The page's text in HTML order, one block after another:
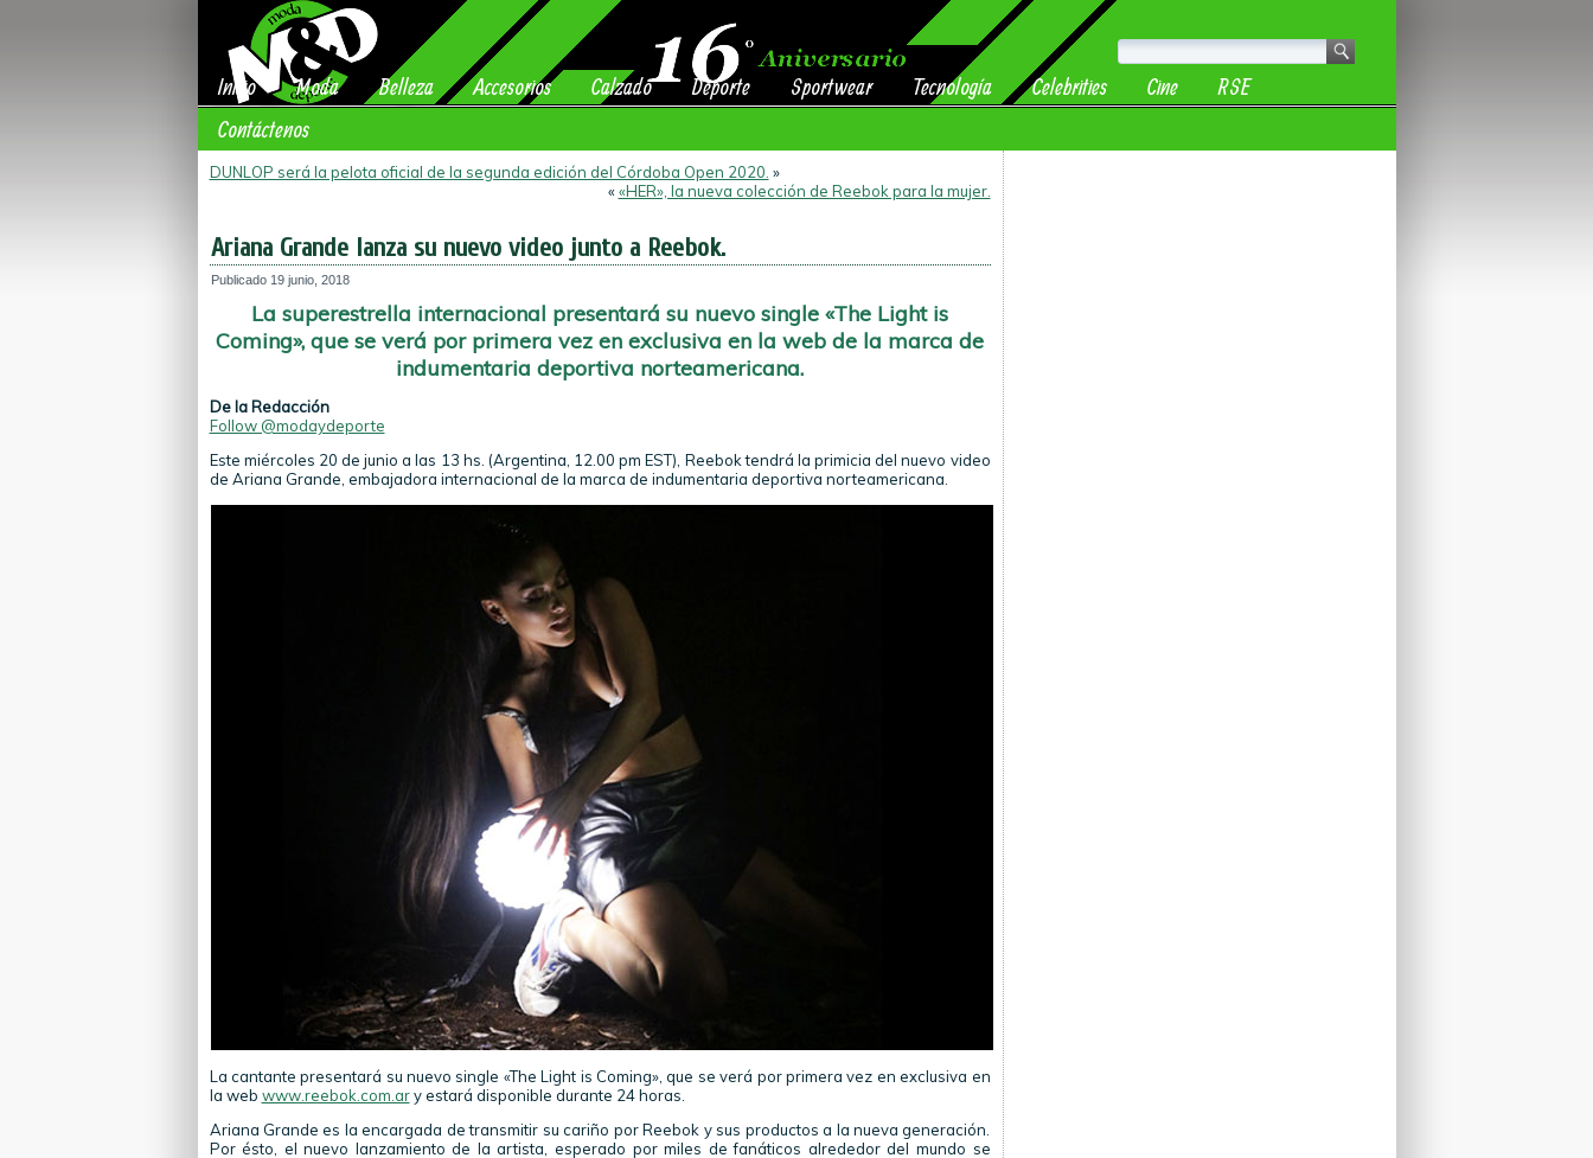
Inicio Moda Belleza Accesorios Calzado Deporte Sportwear Tecnología Celebrities Cine
RSE
Contáctenos
DUNLOP será la pelota oficial de la segunda edición del Córdoba Open 2020. »
««HER», la nueva colección de Reebok para la mujer.
Ariana Grande lanza su nuevo video junto a Reebok.
Publicado 19 junio, 2018
La superestrella internacional presentará su nuevo single «The Light is
Coming», que se verá por primera vez en exclusiva en la web de la marca de
indumentaria deportiva norteamericana.
De la Redacción
Follow @modaydeporte
Este miércoles 20 de junio a las 13 hs. (Argentina, 12.00 pm EST), Reebok tendrá la primicia del nuevo video
de Ariana Grande, embajadora internacional de la marca de indumentaria deportiva norteamericana.
La cantante presentará su nuevo single «The Light is Coming», que se verá por primera vez en exclusiva en
la web www.reebok.com.ary estará disponible durante 24 horas.
Ariana Grande es la encargada de transmitir su cariño por Reebok y sus productos a la nueva generación.
Por ésto, el nuevo lanzamiento de la artista, esperado por miles de fanáticos alrededor del mundo se